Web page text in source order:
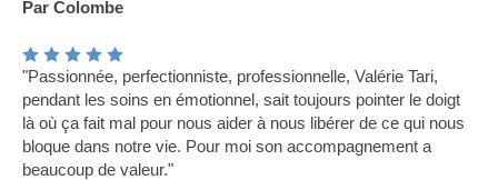
Par Colombe
"Passionnée, perfectionniste, professionnelle, Valérie Tari,
pendant les soins en émotionnel, sait toujours pointer le doigt
là où ça fait mal pour nous aider à nous libérer de ce qui nous
bloque dans notre vie. Pour moi son accompagnement a
beaucoup de valeur."